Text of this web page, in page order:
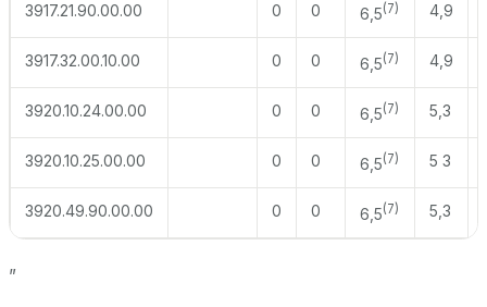
3917.21.90.00.00 0 0 6,5(7) 4,9
3917.32.00.10.00 0 0 6,5(7) 4,9
3920.10.24.00.00 0 0 6,5(7) 5,3
3920.10.25.00.00 0 0 6,5(7) 5 3
3920.49.90.00.00 0 0 6,5(7) 5,3
”